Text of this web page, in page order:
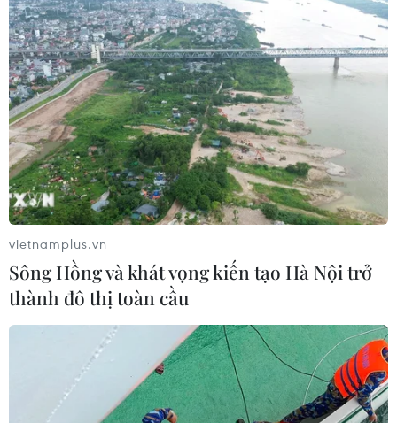
Mừng sinh nhật 15 tuổi, TPBank gửi triệu
quà may tri ân khách hàng
23/05/2023 02:57
TPBank dành tặng triệu món quà siêu hấp dẫn tới khách
hàng trong chương trình khuyến mãi tưng bừng mở đầu
vietnamplus.vn
Sông Hồng và khát vọng kiến tạo Hà Nội trở
thành đô thị toàn cầu